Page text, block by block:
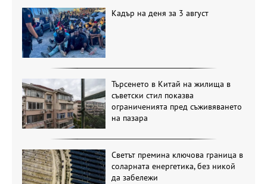
Кадър на деня за 3 август
Търсенето в Китай на жилища в
съветски стил показва
ограниченията пред съживяването
на пазара
Светът премина ключова граница в
соларната енергетика, без никой
да забележи